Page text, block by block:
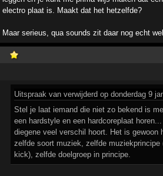
electro plaat is. Maakt dat het hetzelfde?
Maar serieus, qua sounds zit daar nog echt
Uitspraak van verwijderd op donderdag 9
Stel je laat iemand die niet zo bekend is
een hardstyle en een hardcoreplaat
diegene veel verschil hoort. Het is gewoon
zelfde soort muziek, zelfde muziekprincipe
kick), zelfde doelgroep in principe.